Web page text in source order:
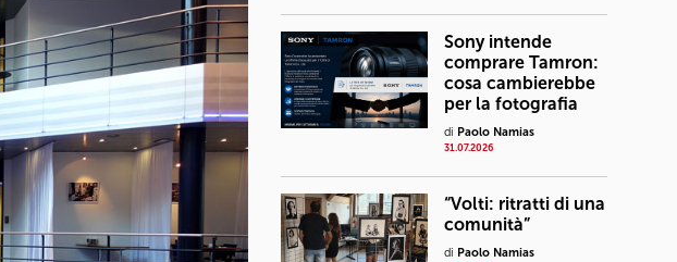
Sony intende
comprare Tamron:
cosa cambierebbe
per la fotografia
di Paolo Namias
31.07.2026
“Volti: ritratti di una
comunità”
di Paolo Namias